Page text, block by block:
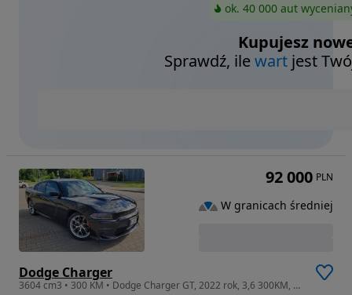
ok. 40 000 aut
Kupujesz
Sprawdź, ilewart jest
Dodge Charger
3604 cm3 • 300 KM • Dodge Charger GT, 2022 rok, 3,6 300KM, RWD
92 000 PLN
W granicach średniej